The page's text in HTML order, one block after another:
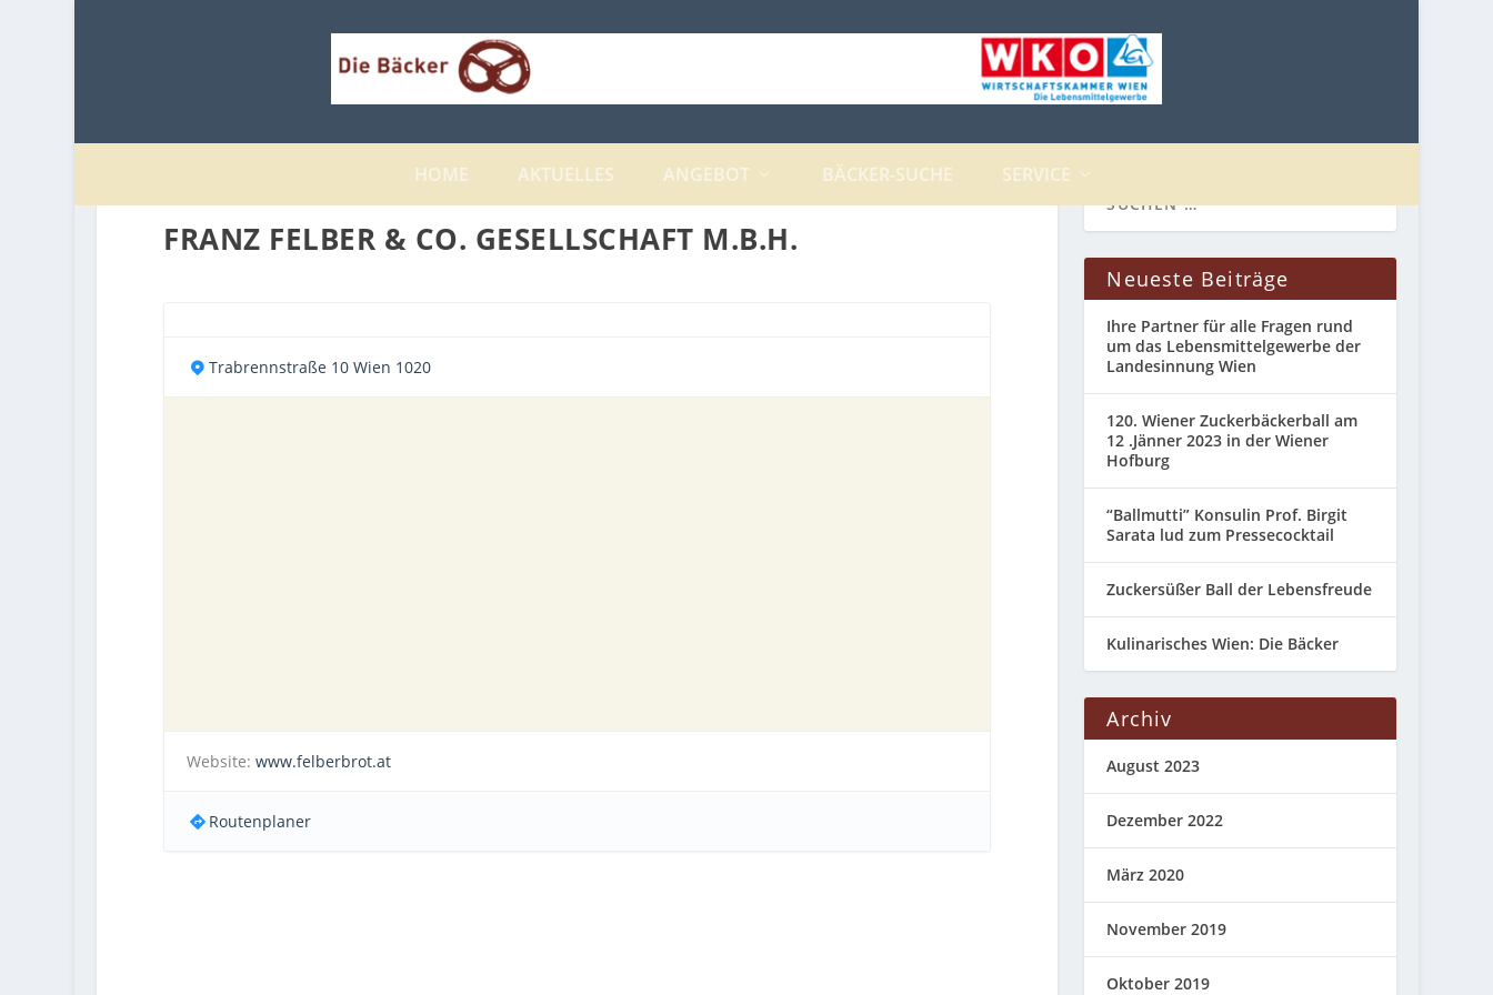
HOME AKTUELLES ANGEBOT BÄCKER-SUCHE SERVICE
FRANZ FELBER & CO. GESELLSCHAFT M.B.H.
Trabrennstraße 10 Wien 1020
Website:www.felberbrot.at
Routenplaner
Neueste Beiträge
Ihre Partner für alle Fragen rund
um das Lebensmittelgewerbe der
Landesinnung Wien
120. Wiener Zuckerbäckerball am
12 .Jänner 2023 in der Wiener
Hofburg
“Ballmutti” Konsulin Prof. Birgit
Sarata lud zum Pressecocktail
Zuckersüßer Ball der Lebensfreude
Kulinarisches Wien: Die Bäcker
Archiv
August 2023
Dezember 2022
März 2020
November 2019
Oktober 2019